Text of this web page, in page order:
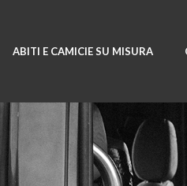
ABITI E CAMICIE SU MISURA